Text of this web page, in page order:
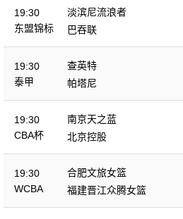
19:30
东盟锦标
淡滨尼流浪者
巴吞联
19:30
泰甲
查英特
帕塔尼
19:30
CBA杯
南京天之蓝
北京控股
19:30
WCBA
合肥文旅女篮
福建晋江众腾女篮